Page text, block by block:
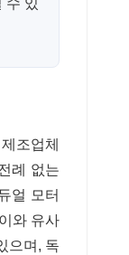
수 있
조업체
례 없는
얼 모터
와 유사
으며, 독